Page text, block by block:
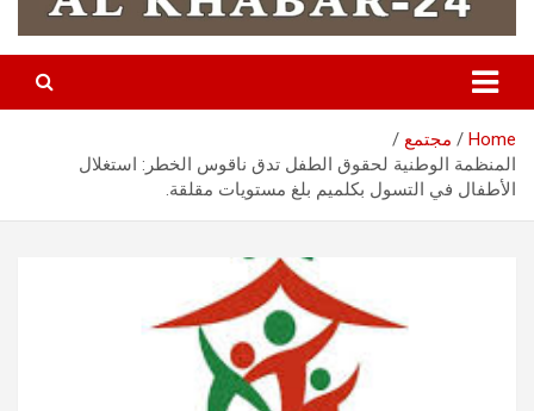
Home
مجتمع
المنظمة الوطنية لحقوق الطفل تدق ناقوس الخطر: استغلال
الأطفال في التسول بكلميم بلغ مستويات مقلقة.